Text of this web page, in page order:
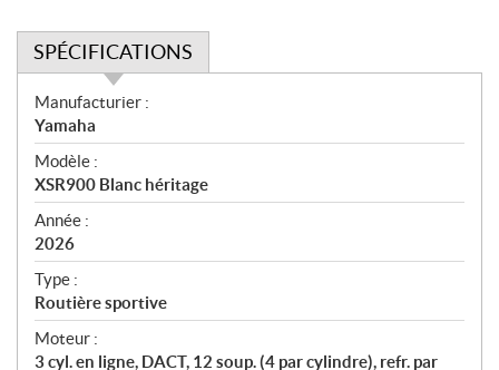
SPÉCIFICATIONS
S
p
é
c
i
f
i
c
a
t
i
Manufacturier :
Yamaha
Modèle :
XSR900 Blanc héritage
Année :
2026
Type :
Routière sportive
Moteur :
3 cyl. en ligne, DACT, 12 soup. (4 par cylindre), refr. par